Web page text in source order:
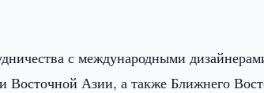
с международными
Азии, а также Ближнего